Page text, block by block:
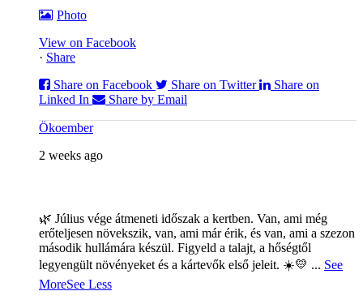
Photo
View on Facebook
· Share
Share on Facebook
Share on Twitter
Share on
Linked In
Share by Email
Ökoember
2 weeks ago
🌿 Július vége átmeneti időszak a kertben. Van, ami még
erőteljesen növekszik, van, ami már érik, és van, ami a szezon
második hullámára készül. Figyeld a talajt, a hőségtől
legyengült növényeket és a kártevők első jeleit. ☀️💛 ... See
MoreSee Less